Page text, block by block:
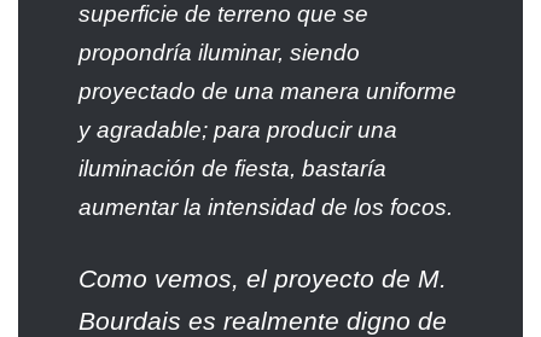
superficie de terreno que se
propondría iluminar, siendo
proyectado de una manera uniforme
y agradable; para producir una
iluminación de fiesta, bastaría
aumentar la intensidad de los focos.
Como vemos, el proyecto de M.
Bourdais es realmente digno de